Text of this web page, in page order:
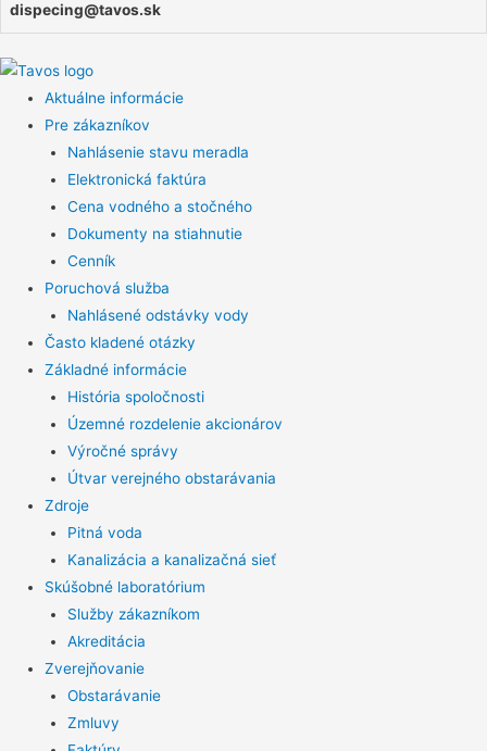
dispecing@tavos.sk
Aktuálne informácie
Pre zákazníkov
Nahlásenie stavu meradla
Elektronická faktúra
Cena vodného a stočného
Dokumenty na stiahnutie
Cenník
Poruchová služba
Nahlásené odstávky vody
Často kladené otázky
Základné informácie
História spoločnosti
Územné rozdelenie akcionárov
Výročné správy
Útvar verejného obstarávania
Zdroje
Pitná voda
Kanalizácia a kanalizačná sieť
Skúšobné laboratórium
Služby zákazníkom
Akreditácia
Zverejňovanie
Obstarávanie
Zmluvy